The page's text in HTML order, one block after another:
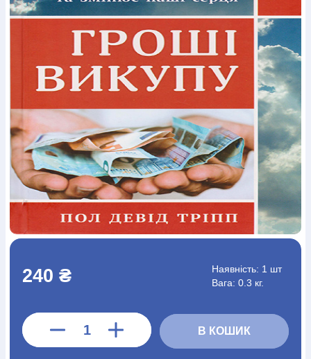
Богослов`я Шлюб і сім`яЮдаїзм
Супутні товари
АудіоРучки кулькові Відео Галантерея
Закладки для книгФутболкиБрелокиСумки
Біжутерія
БлокнотиЩоденники / щотижневикиВироби з дерева
Вироби з кераміки і глини
Вироби з сріблаКартини
Металеві
виробиМіні-лампиНаклейкиНастільні ігриПакети
подарункові ПлакатиПластмасові виробиХустки
Подарункові карткиРозвиваючі ігриРепринтиСвічки
ЗошитиФотокартиниЧохли на БибліїГоловні убори
КалендаріКанцелярскі товариКомп`ютерні ігри
ЛистівкиСувенирна продукціяГодинникиПазли
Книга в комплекті
За додатковою інформацією дзвоніть за номером:+38
240 ₴ Наявність: 1 шт
Вага: 0.3 кг.
В КОШИК